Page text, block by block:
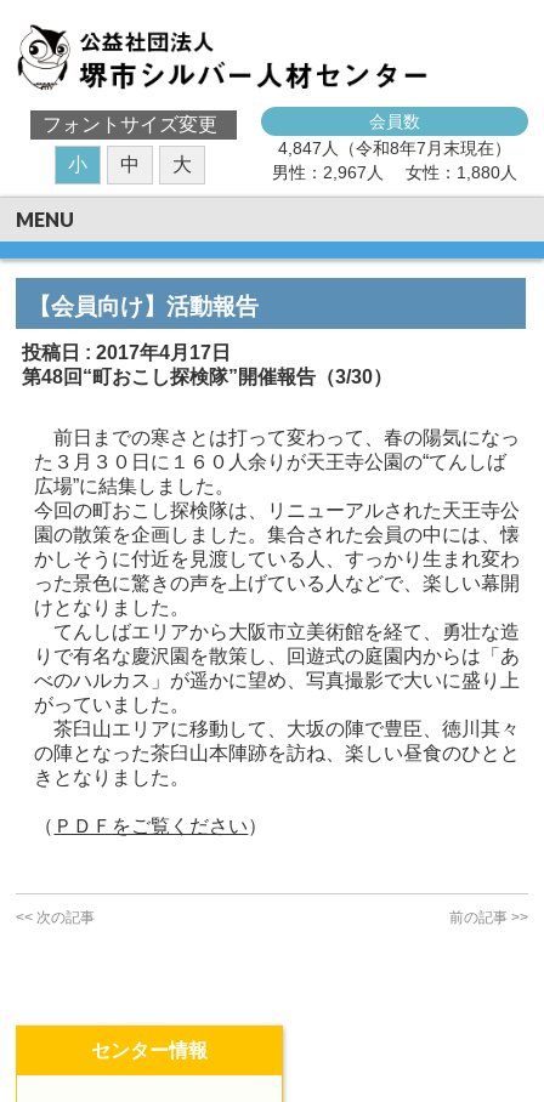
会員数
4,847人（令和8年7月末現在）
男性：2,967人
女性：1,880人
フォントサイズ変更
小
中 大
MENU
【会員向け】活動報告
投稿日 : 2017年4月17日
第48回“町おこし探検隊”開催報告（3/30）
前日までの寒さとは打って変わって、春の陽気になっ
た３月３０日に１６０人余りが天王寺公園の“てんしば
広場”に結集しました。
今回の町おこし探検隊は、リニューアルされた天王寺公
園の散策を企画しました。集合された会員の中には、懐
かしそうに付近を見渡している人、すっかり生まれ変わ
った景色に驚きの声を上げている人などで、楽しい幕開
けとなりました。
てんしばエリアから大阪市立美術館を経て、勇壮な造
りで有名な慶沢園を散策し、回遊式の庭園内からは「あ
べのハルカス」が遥かに望め、写真撮影で大いに盛り上
がっていました。
茶臼山エリアに移動して、大坂の陣で豊臣、徳川其々
の陣となった茶臼山本陣跡を訪ね、楽しい昼食のひとと
きとなりました。
（ ＰＤＦをご覧ください）
<< 次の記事 前の記事>>
センター情報